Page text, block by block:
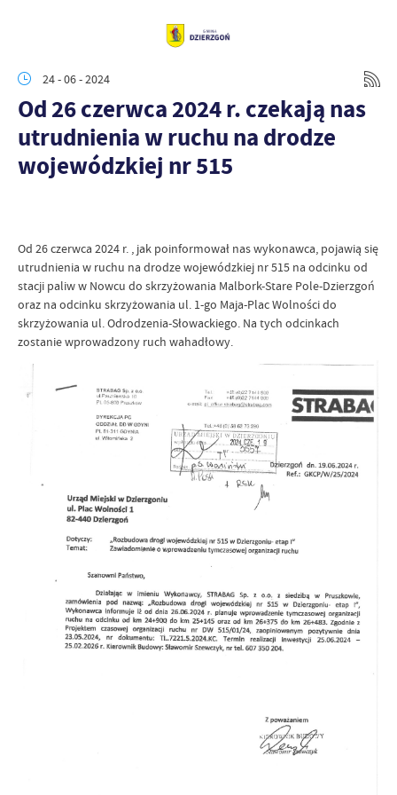
24 - 06 - 2024
Od 26 czerwca 2024 r. czekają nas
utrudnienia w ruchu na drodze
wojewódzkiej nr 515
Od 26 czerwca 2024 r. , jak poinformował nas wykonawca, pojawią się
utrudnienia w ruchu na drodze wojewódzkiej nr 515 na odcinku od
stacji paliw w Nowcu do skrzyżowania Malbork-Stare Pole-Dzierzgoń
oraz na odcinku skrzyżowania ul. 1-go Maja-Plac Wolności do
skrzyżowania ul. Odrodzenia-Słowackiego. Na tych odcinkach
zostanie wprowadzony ruch wahadłowy.